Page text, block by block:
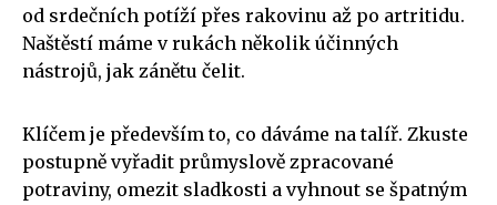
od srdečních potíží přes rakovinu až po artritidu.
Naštěstí máme v rukách několik účinných
nástrojů, jak zánětu čelit.
Klíčem je především to, co dáváme na talíř. Zkuste
postupně vyřadit průmyslově zpracované
potraviny, omezit sladkosti a vyhnout se špatným